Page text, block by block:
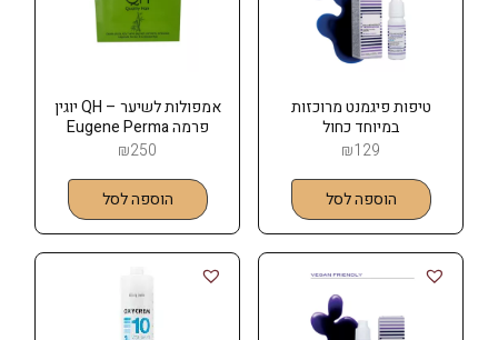
טיפות פיגמנט מרוכזות
במיוחד כחול
₪129
הוספה לסל
אמפולות לשיער – QH יוגין
פרמה Eugene Perma
₪250
הוספה לסל